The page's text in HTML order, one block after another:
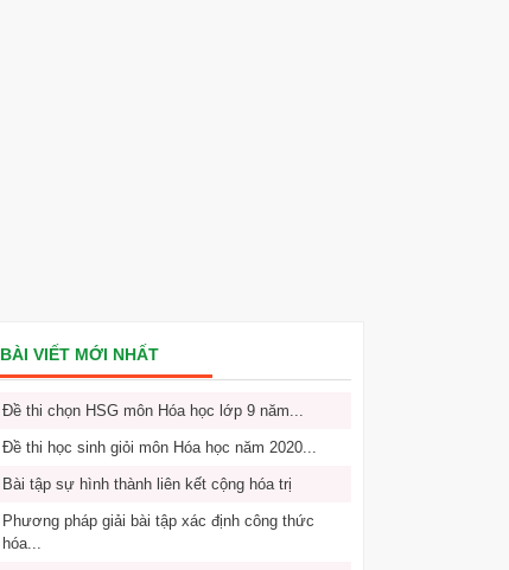
BÀI VIẾT MỚI NHẤT
Đề thi chọn HSG môn Hóa học lớp 9 năm...
Đề thi học sinh giỏi môn Hóa học năm 2020...
Bài tập sự hình thành liên kết cộng hóa trị
Phương pháp giải bài tập xác định công thức
hóa...